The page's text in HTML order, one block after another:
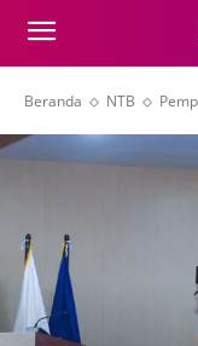
Beranda NTB